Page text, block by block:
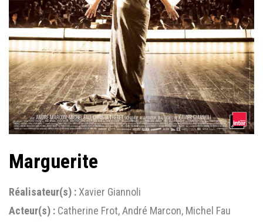
Marguerite
Réalisateur(s) : Xavier Giannoli
Acteur(s) : Catherine Frot, André Marcon, Michel Fau